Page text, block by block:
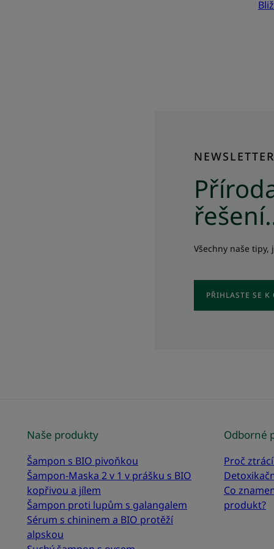
NEWSLETTER
Všechny naše
PŘIHLASTE SE K
Naše produkty
Šampon s BIO pivoňkou
Šampon-Maska 2 v 1 v prášku s BIO
kopřivou a jílem
Šampon proti lupům s galangalem
Sérum s chininem a BIO protěží
alpskou
Odborné
Proč
Co
produkt?